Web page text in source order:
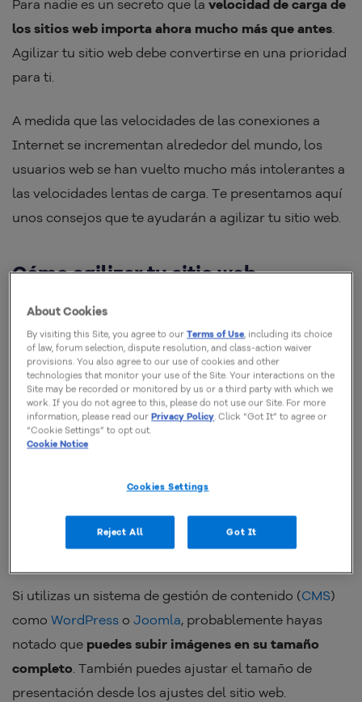
Para nadie es un secreto que la velocidad de carga de
los sitios web importa ahora mucho más que antes.
Agilizar tu sitio web debe convertirse en una prioridad
para ti.
A medida que las velocidades de las conexiones a
Internet se incrementan alrededor del mundo, los
usuarios web se han vuelto mucho más intolerantes a
las velocidades lentas de carga. Te presentamos aquí
unos consejos que te ayudarán a agilizar tu sitio web.
Cómo agilizar tu sitio web
Además demejorar la experiencia de los visitantes de
tu sitio web,la velocidad de carga también es un
aspecto esencial a la hora posicionarte en los
resultados de Google.
Para que puedas aprovechar los beneficios de tener
siete consejos que te ayudarán a
1. Ajusta el tamaño de las imágenes antes
de subirlas
Si utilizas un sistema de gestión de contenido (CMS)
como WordPress o Joomla, probablemente hayas
notado que puedes subir imágenes en su tamaño
completo. También puedes ajustar el tamaño de
presentación desde los ajustes del sitio web.
About Cookies
By visiting this Site, you agree to ourTerms of Use, including its choice
of law, forum selection, dispute resolution, and class-action waiver
provisions. You also agree to our use of cookies and other
technologies that monitor your use of the Site. Your interactions on the
Site may be recorded or monitored by us or a third party with which we
work. If you do not agree to this, please do not use our Site. For more
information, please read ourPrivacy Policy. Click “Got It” to agree or
“Cookie Settings” to opt out.
Cookie Notice
Cookies Settings
Reject All Got It